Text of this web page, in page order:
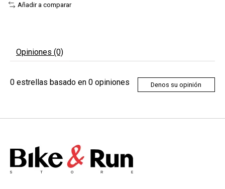
Añadir a comparar
Opiniones (0)
0 estrellas basado en 0 opiniones Denos su opinión